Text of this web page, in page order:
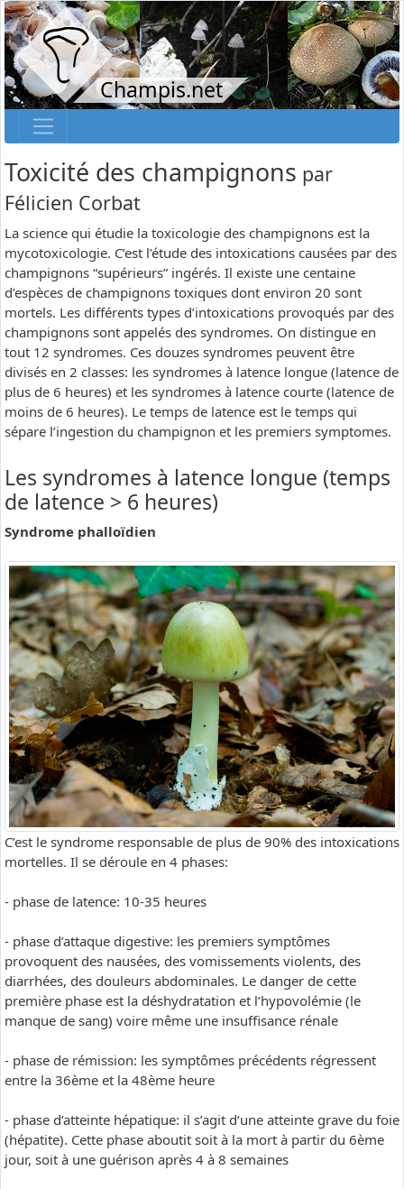
Champis.net
Toxicité des champignons par
Félicien Corbat
La science qui étudie la toxicologie des champignons est la
mycotoxicologie. C’est l’étude des intoxications causées par des
champignons “supérieurs” ingérés. Il existe une centaine
d’espèces de champignons toxiques dont environ 20 sont
mortels. Les différents types d’intoxications provoqués par des
champignons sont appelés des syndromes. On distingue en
tout 12 syndromes. Ces douzes syndromes peuvent être
divisés en 2 classes: les syndromes à latence longue (latence de
plus de 6 heures) et les syndromes à latence courte (latence de
moins de 6 heures). Le temps de latence est le temps qui
sépare l’ingestion du champignon et les premiers symptomes.
Les syndromes à latence longue (temps
de latence > 6 heures)
Syndrome phalloïdien
C’est le syndrome responsable de plus de 90% des intoxications
mortelles. Il se déroule en 4 phases:
- phase de latence: 10-35 heures
- phase d’attaque digestive: les premiers symptômes
provoquent des nausées, des vomissements violents, des
diarrhées, des douleurs abdominales. Le danger de cette
première phase est la déshydratation et l’hypovolémie (le
manque de sang) voire même une insuffisance rénale
- phase de rémission: les symptômes précédents régressent
entre la 36ème et la 48ème heure
- phase d’atteinte hépatique: il s’agit d’une atteinte grave du foie
(hépatite). Cette phase aboutit soit à la mort à partir du 6ème
jour, soit à une guérison après 4 à 8 semaines